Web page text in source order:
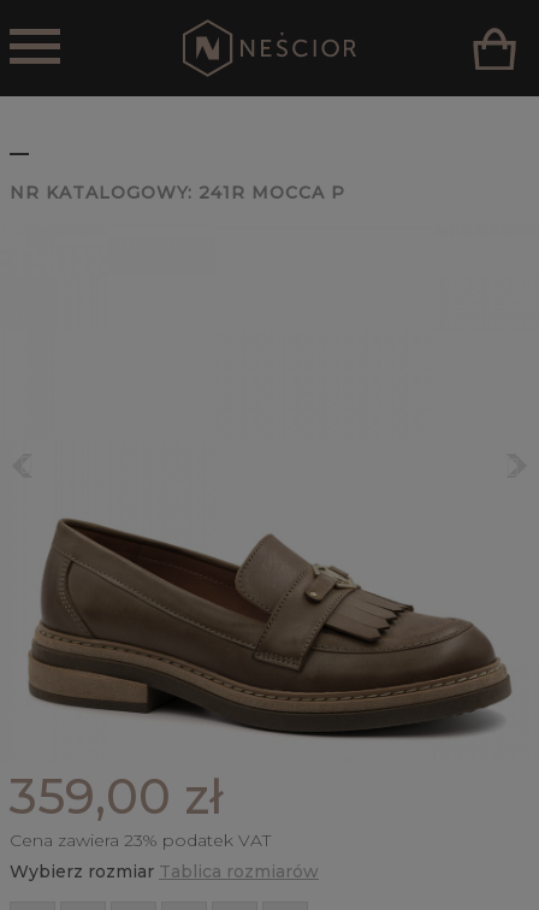
NR KATALOGOWY: 241R MOCCA P
359,00 zł
Cena zawiera 23% podatek VAT
Wybierz rozmiar Tablica rozmiarów